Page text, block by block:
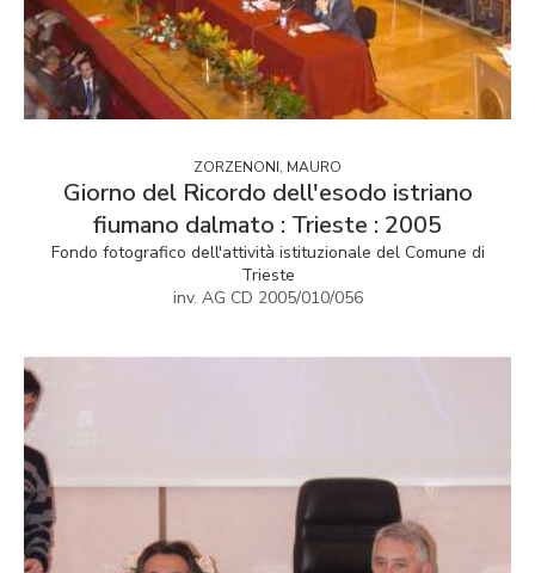
ZORZENONI, MAURO
Giorno del Ricordo dell'esodo istriano
fiumano dalmato : Trieste : 2005
Fondo fotografico dell'attività istituzionale del Comune di
Trieste
inv. AG CD 2005/010/056